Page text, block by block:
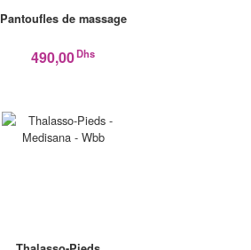
Pantoufles de massage
490,00Dhs